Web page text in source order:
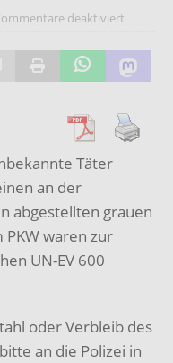
deaktiviert
Täter
an der
abgestellten grauen
PKW waren zur
UN-EV 600
oder Verbleib des
an die Polizei in